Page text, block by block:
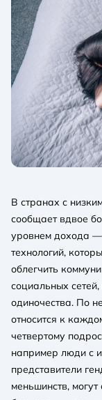
В странах с
сообщает вдвое
уровнем дохода —
технологий,
облегчить
социальных
одиночества. По
относится к
четвертому
например люди с
представители
меньшинств,